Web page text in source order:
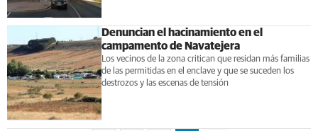
Denuncian el hacinamiento en el
campamento de Navatejera
Los vecinos de la zona critican que residan más familias
de las permitidas en el enclave y que se suceden los
destrozos y las escenas de tensión